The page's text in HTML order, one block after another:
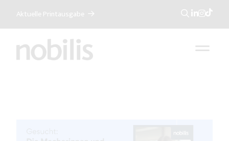
Aktuelle Printausgabe
Suche